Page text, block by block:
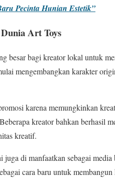
Pecinta Hunian Estetik”
Art Toys
besar bagi kreator lokal untuk
mengembangkan karakter
karena memungkinkan
kreator bahkan berhasil
kreatif.
juga di manfaatkan sebagai
cara baru untuk